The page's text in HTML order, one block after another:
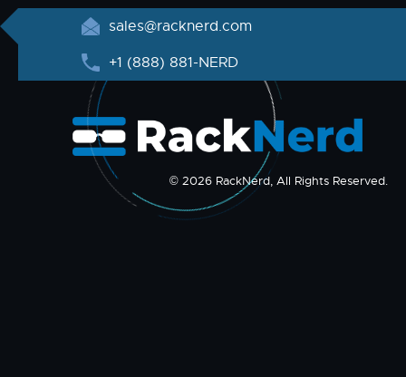
sales@racknerd.com
+1 (888) 881-NERD
© 2026 RackNerd, All Rights Reserved.